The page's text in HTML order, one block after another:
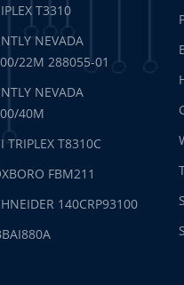
T3310
NEVADA
22M 288055-01
NEVADA
40M
TRIPLEX T8310C
FBM211
140CRP93100